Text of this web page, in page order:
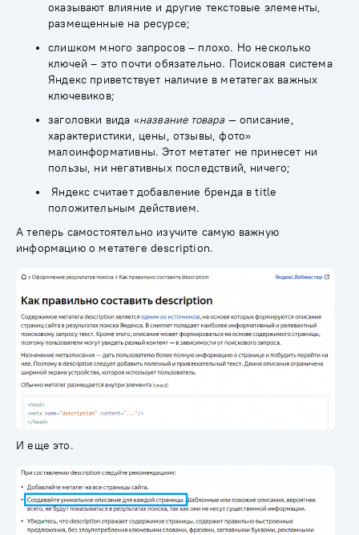
оказывают влияние и другие текстовые элементы,
размещенные на ресурсе;
слишком много запросов – плохо. Но несколько
ключей – это почти обязательно. Поисковая система
Яндекс приветствует наличие в метатегах важных
ключевиков;
заголовки вида «название товара— описание,
характеристики, цены, отзывы, фото»
малоинформативны. Этот метатег не принесет ни
пользы, ни негативных последствий, ничего;
Яндекс считает добавление бренда в title
положительным действием.
А теперь самостоятельно изучите самую важную
информацию о метатеге description.
И еще это.